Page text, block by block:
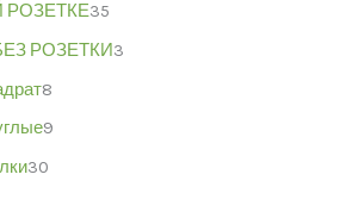
РОЗЕТКЕ35
РОЗЕТКИ3
8
9
30